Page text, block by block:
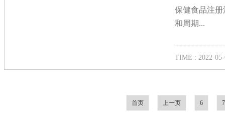
保健食品注
和周期...
TIME : 2022-
首页 上一页 6 7